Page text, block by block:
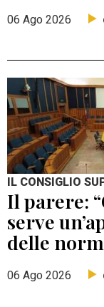
06 Ago 2026
IL CONSIGLIO
Il parere:
serve
delle
06 Ago 2026